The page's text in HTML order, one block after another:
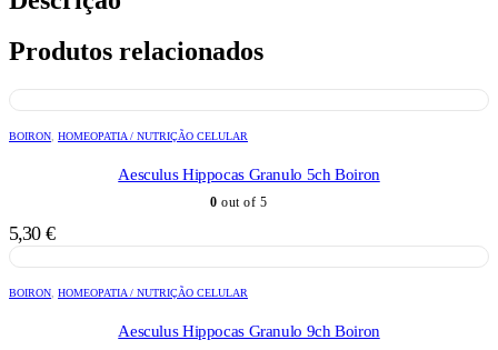
Produtos relacionados
BOIRON, HOMEOPATIA / NUTRIÇÃO CELULAR
Aesculus Hippocas Granulo 5ch Boiron
0 out of 5
5,30 €
BOIRON, HOMEOPATIA / NUTRIÇÃO CELULAR
Aesculus Hippocas Granulo 9ch Boiron